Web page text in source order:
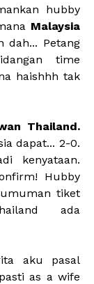
hubby
Malaysia
dah... Petang
time
haishhh tak
Thailand.
dapat... 2-0.
kenyataan.
Hubby
tiket
ada
aku pasal
as a wife